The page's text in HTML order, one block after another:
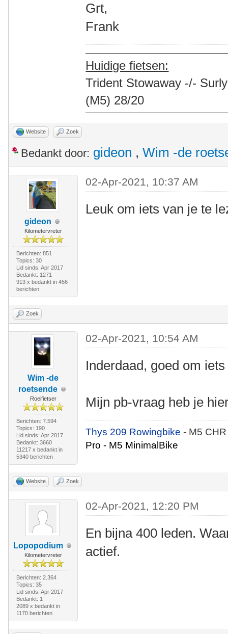
Grt,
Frank
Huidige fietsen:
Trident Stowaway -/-
(M5) 28/20
Website Zoek
Bedankt door: gideon , Wim -de
gideon
Kilometervreter
Berichten: 851
Topics: 30
Lid sinds: Apr 2017
Bedankt: 1271
913 x bedankt in 456
berichten
02-Apr-2021, 10:37 AM
Leuk om iets van je te
Zoek
Wim -de
roetsende
Roeifietser
Berichten: 7.594
Topics: 190
Lid sinds: Apr 2017
Bedankt: 3660
11217 x bedankt in
5340 berichten
02-Apr-2021, 10:54 AM
Inderdaad, goed om
Mijn pb-vraag heb je
Thys 209 Rowingbike- M5
Pro - M5 MinimalBike
Website Zoek
Lopopodium
Kilometervreter
Berichten: 2.364
Topics: 35
Lid sinds: Apr 2017
Bedankt: 1
2089 x bedankt in
1170 berichten
02-Apr-2021, 12:20 PM
En bijna 400 leden.
actief.